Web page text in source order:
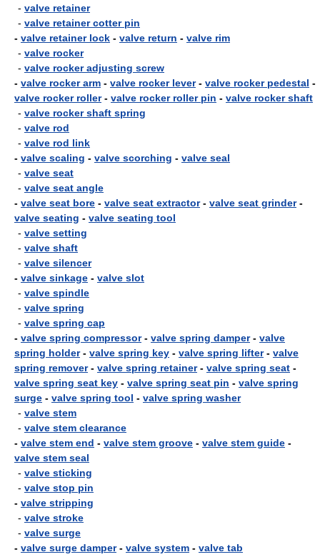
- valve retainer
- valve retainer cotter pin
- valve retainer lock - valve return - valve rim
- valve rocker
- valve rocker adjusting screw
- valve rocker arm - valve rocker lever- valve rocker pedestal -
valve rocker roller- valve rocker roller pin - valve rocker shaft
- valve rocker shaft spring
- valve rod
- valve rod link
- valve scaling - valve scorching - valve seal
- valve seat
- valve seat angle
- valve seat bore - valve seat extractor- valve seat grinder-
valve seating - valve seating tool
- valve setting
- valve shaft
- valve silencer
- valve sinkage - valve slot
- valve spindle
- valve spring
- valve spring cap
- valve spring compressor- valve spring damper- valve
spring holder- valve spring key - valve spring lifter- valve
spring remover- valve spring retainer- valve spring seat -
valve spring seat key - valve spring seat pin - valve spring
surge - valve spring tool - valve spring washer
- valve stem
- valve stem clearance
- valve stem end - valve stem groove - valve stem guide -
valve stem seal
- valve sticking
- valve stop pin
- valve stripping
- valve stroke
- valve surge
- valve surge damper- valve system - valve tab